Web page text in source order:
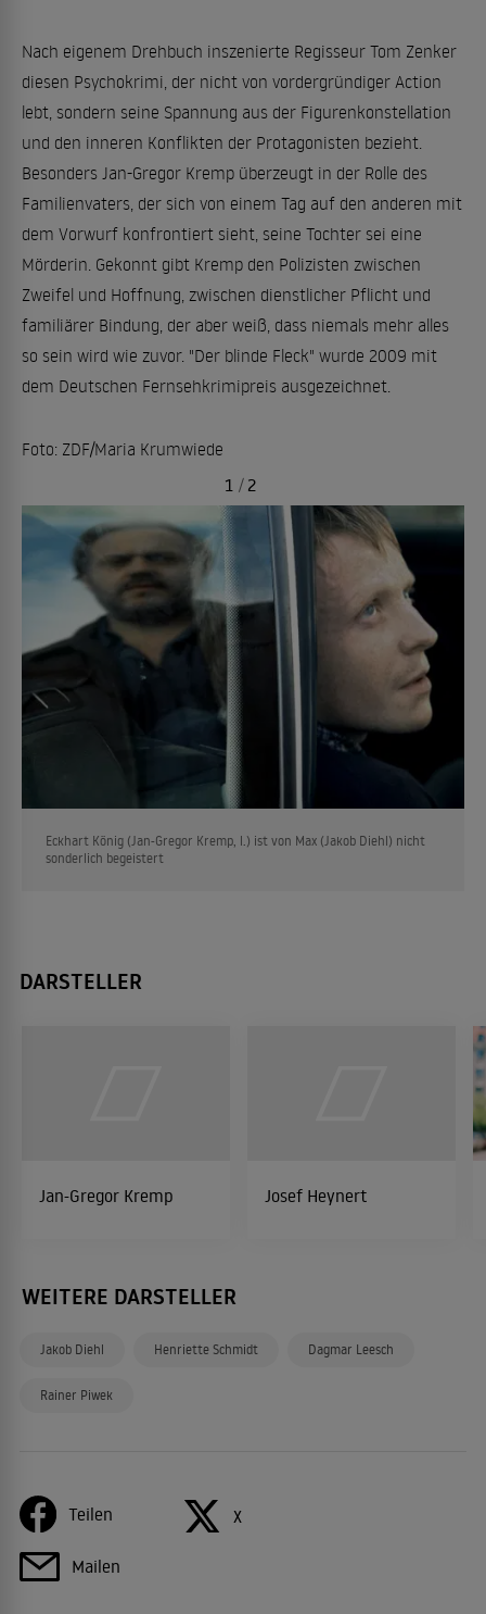
Nach eigenem Drehbuch inszenierte Regisseur Tom Zenker
diesen Psychokrimi, der nicht von vordergründiger Action
lebt, sondern seine Spannung aus der Figurenkonstellation
und den inneren Konflikten der Protagonisten bezieht.
Besonders Jan-Gregor Kremp überzeugt in der Rolle des
Familienvaters, der sich von einem Tag auf den anderen mit
dem Vorwurf konfrontiert sieht, seine Tochter sei eine
Mörderin. Gekonnt gibt Kremp den Polizisten zwischen
Zweifel und Hoffnung, zwischen dienstlicher Pflicht und
familiärer Bindung, der aber weiß, dass niemals mehr alles
so sein wird wie zuvor. "Der blinde Fleck" wurde 2009 mit
dem Deutschen Fernsehkrimipreis ausgezeichnet.
Foto: ZDF/Maria Krumwiede
Eckhart König (Jan-Gregor Kremp, l.) ist von Max (Jakob Diehl) nicht
sonderlich begeistert
1 / 2
DARSTELLER
Jan-Gregor Kremp Josef Heynert
WEITERE DARSTELLER
Jakob Diehl Henriette Schmidt Dagmar Leesch
Rainer Piwek
Teilen X
Mailen